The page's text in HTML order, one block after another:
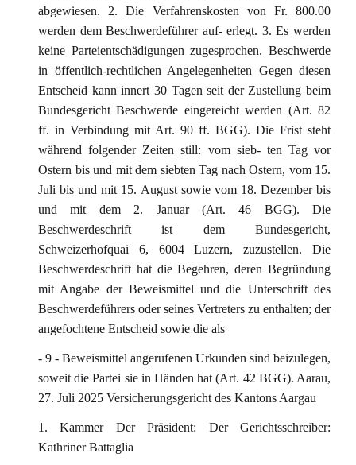
abgewiesen. 2. Die Verfahrenskosten von Fr. 800.00
werden dem Beschwerdeführer auf- erlegt. 3. Es werden
keine Parteientschädigungen zugesprochen. Beschwerde
in öffentlich-rechtlichen Angelegenheiten Gegen diesen
Entscheid kann innert 30 Tagen seit der Zustellung beim
Bundesgericht Beschwerde eingereicht werden (Art. 82
ff. in Verbindung mit Art. 90 ff. BGG). Die Frist steht
während folgender Zeiten still: vom sieb- ten Tag vor
Ostern bis und mit dem siebten Tag nach Ostern, vom 15.
Juli bis und mit 15. August sowie vom 18. Dezember bis
und mit dem 2. Januar (Art. 46 BGG). Die
Beschwerdeschrift ist dem Bundesgericht,
Schweizerhofquai 6, 6004 Luzern, zuzustellen. Die
Beschwerdeschrift hat die Begehren, deren Begründung
mit Angabe der Beweismittel und die Unterschrift des
Beschwerdeführers oder seines Vertreters zu enthalten; der
angefochtene Entscheid sowie die als
- 9 - Beweismittel angerufenen Urkunden sind beizulegen,
soweit die Partei sie in Händen hat (Art. 42 BGG). Aarau,
27. Juli 2025 Versicherungsgericht des Kantons Aargau
1. Kammer Der Präsident: Der Gerichtsschreiber:
Kathriner Battaglia